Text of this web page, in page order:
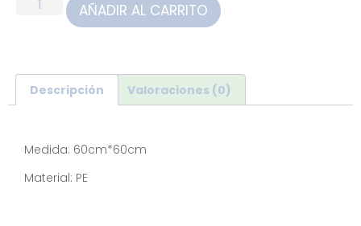
AÑADIR AL CARRITO
Descripción Valoraciones (0)
Medida: 60cm*60cm
Material: PE